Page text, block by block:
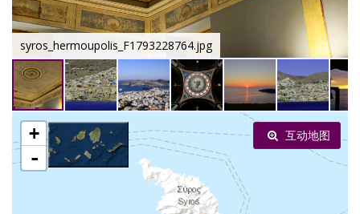
syros_hermoupolis_F1793228764.jpg
+
-
互动地图